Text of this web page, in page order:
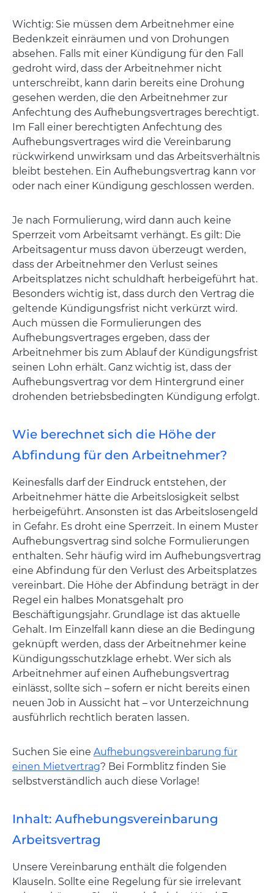
Wichtig: Sie müssen dem Arbeitnehmer eine
Bedenkzeit einräumen und von Drohungen
absehen. Falls mit einer Kündigung für den Fall
gedroht wird, dass der Arbeitnehmer nicht
unterschreibt, kann darin bereits eine Drohung
gesehen werden, die den Arbeitnehmer zur
Anfechtung des Aufhebungsvertrages berechtigt.
Im Fall einer berechtigten Anfechtung des
Aufhebungsvertrages wird die Vereinbarung
rückwirkend unwirksam und das Arbeitsverhältnis
bleibt bestehen. Ein Aufhebungsvertrag kann vor
oder nach einer Kündigung geschlossen werden.
Je nach Formulierung, wird dann auch keine
Sperrzeit vom Arbeitsamt verhängt. Es gilt: Die
Arbeitsagentur muss davon überzeugt werden,
dass der Arbeitnehmer den Verlust seines
Arbeitsplatzes nicht schuldhaft herbeigeführt hat.
Besonders wichtig ist, dass durch den Vertrag die
geltende Kündigungsfrist nicht verkürzt wird.
Auch müssen die Formulierungen des
Aufhebungsvertrages ergeben, dass der
Arbeitnehmer bis zum Ablauf der Kündigungsfrist
seinen Lohn erhält. Ganz wichtig ist, dass der
Aufhebungsvertrag vor dem Hintergrund einer
drohenden betriebsbedingten Kündigung erfolgt.
Wie berechnet sich die Höhe der
Abfindung für den Arbeitnehmer?
Keinesfalls darf der Eindruck entstehen, der
Arbeitnehmer hätte die Arbeitslosigkeit selbst
herbeigeführt. Ansonsten ist das Arbeitslosengeld
in Gefahr. Es droht eine Sperrzeit. In einem Muster
Aufhebungsvertrag sind solche Formulierungen
enthalten. Sehr häufig wird im Aufhebungsvertrag
eine Abfindung für den Verlust des Arbeitsplatzes
vereinbart. Die Höhe der Abfindung beträgt in der
Regel ein halbes Monatsgehalt pro
Beschäftigungsjahr. Grundlage ist das aktuelle
Gehalt. Im Einzelfall kann diese an die Bedingung
geknüpft werden, dass der Arbeitnehmer keine
Kündigungsschutzklage erhebt. Wer sich als
Arbeitnehmer auf einen Aufhebungsvertrag
einlässt, sollte sich – sofern er nicht bereits einen
neuen Job in Aussicht hat – vor Unterzeichnung
ausführlich rechtlich beraten lassen.
Suchen Sie eine Aufhebungsvereinbarung für
einen Mietvertrag? Bei Formblitz finden Sie
selbstverständlich auch diese Vorlage!
Inhalt: Aufhebungsvereinbarung
Arbeitsvertrag
Unsere Vereinbarung enthält die folgenden
Klauseln. Sollte eine Regelung für sie irrelevant